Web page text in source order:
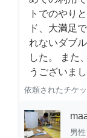
トでのやり
ド、大満足
れないダブ
した。 また
うございまし
依頼されたチケッ
男性